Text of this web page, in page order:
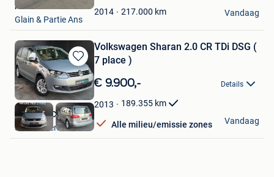
Favorieten2014 217.000 km
rbh
Glain & Partie Ans
Vandaag
Bewaren
in
Mijn
Favorieten
Volkswagen Sharan 2.0 CR TDi DSG (
7 place )
€ 9.900,- Details
2013 189.355 km
Alle milieu/emissie zones
Selected Cars BV
Steenokkerzeel
Vandaag